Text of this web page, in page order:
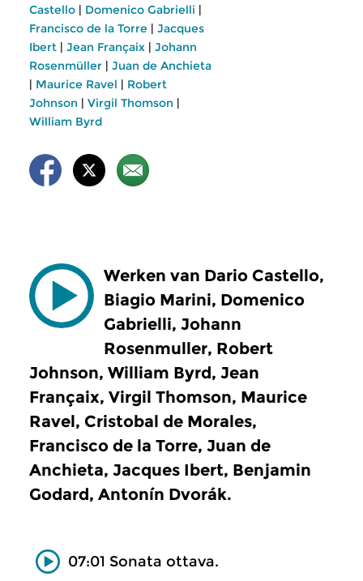
Castello | Domenico Gabrielli |
Francisco de la Torre | Jacques
Ibert | Jean Françaix | Johann
Rosenmüller | Juan de Anchieta
| Maurice Ravel | Robert
Johnson | Virgil Thomson |
William Byrd
Werken van Dario Castello,
Biagio Marini, Domenico
Gabrielli, Johann
Rosenmuller, Robert
Johnson, William Byrd, Jean
Françaix, Virgil Thomson, Maurice
Ravel, Cristobal de Morales,
Francisco de la Torre, Juan de
Anchieta, Jacques Ibert, Benjamin
Godard, Antonín Dvorák.
07:01 Sonata ottava.